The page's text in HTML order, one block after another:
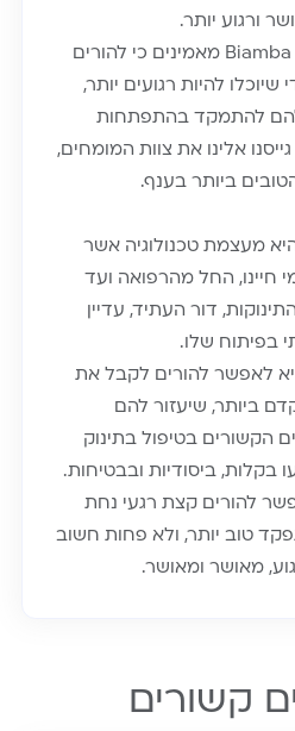
ורגוע יותר.
Biamba אנחנו בחברת Biamba מאמינים כי להורים
להיות רגועים יותר,
להתמקד בהתפתחות
אלינו את צוות המומחים,
ביותר בענף.
מעצמת טכנולוגיה אשר
חיינו, החל מהרפואה ועד
דור העתיד, עדיין
בפיתוח שלו.
לאפשר להורים לקבל את
ביותר, שיעזור להם
הקשורים בטיפול בתינוק
ביסודיות ובבטיחות.
להורים קצת רגעי נחת
טוב יותר, ולא פחות חשוב
מאושר ומאושר.
קשורים